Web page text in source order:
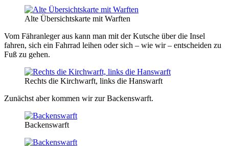
Alte Übersichtskarte mit Warften
Vom Fähranleger aus kann man mit der Kutsche über die Insel
fahren, sich ein Fahrrad leihen oder sich – wie wir – entscheiden zu
Fuß zu gehen.
Rechts die Kirchwarft, links die Hanswarft
Zunächst aber kommen wir zur Backenswarft.
Backenswarft